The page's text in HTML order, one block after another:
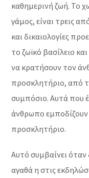
καθημερινή ζωή. Το
γάμος, είναι τρεις
και δικαιολογίες
το ζωϊκό βασίλειο
να κρατήσουν τον
προσκλητήριο, από
συμπόσιο. Αυτά που
άνθρωπο
προσκλητήριο.
Αυτό συμβαίνει
αγαθά η στις